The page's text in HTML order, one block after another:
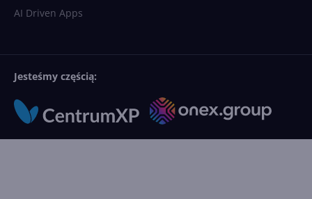
AI Driven Apps
Jesteśmy częścią: